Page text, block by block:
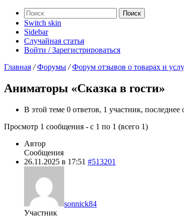
Поиск
Switch skin
Sidebar
Случайная статья
Войти / Зарегистрироваться
Главная / Форумы / Форум отзывов о товарах и
Аниматоры «Сказка в гости»
В этой теме 0 ответов, 1 участник, последнее
Просмотр 1 сообщения - с 1 по 1 (всего 1)
Автор
Сообщения
26.11.2025 в 17:51 #513201
sonnick84
Участник